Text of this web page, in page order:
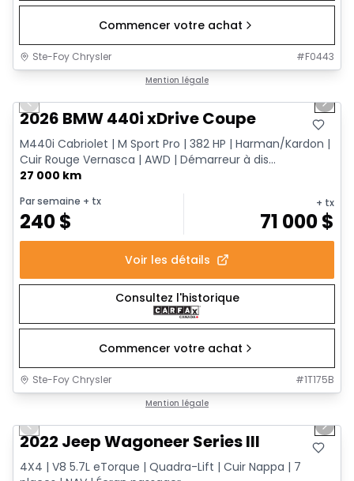
Commencer votre achat
Ste-Foy Chrysler #F0443
Mention légale
Previous slide Next
2026 BMW 440i xDrive Coupe
M440i Cabriolet | M Sport Pro | 382 HP | Harman/Kardon |
Cuir Rouge Vernasca | AWD | Démarreur à dis...
27 000 km
Par semaine + tx
240$
+ tx
71 000$
Voir les détails
Consultez l'historique
Commencer votre achat
Ste-Foy Chrysler #1T175B
Mention légale
Previous slide Next
2022 Jeep Wagoneer Series III
4X4 | V8 5.7L eTorque | Quadra-Lift | Cuir Nappa | 7